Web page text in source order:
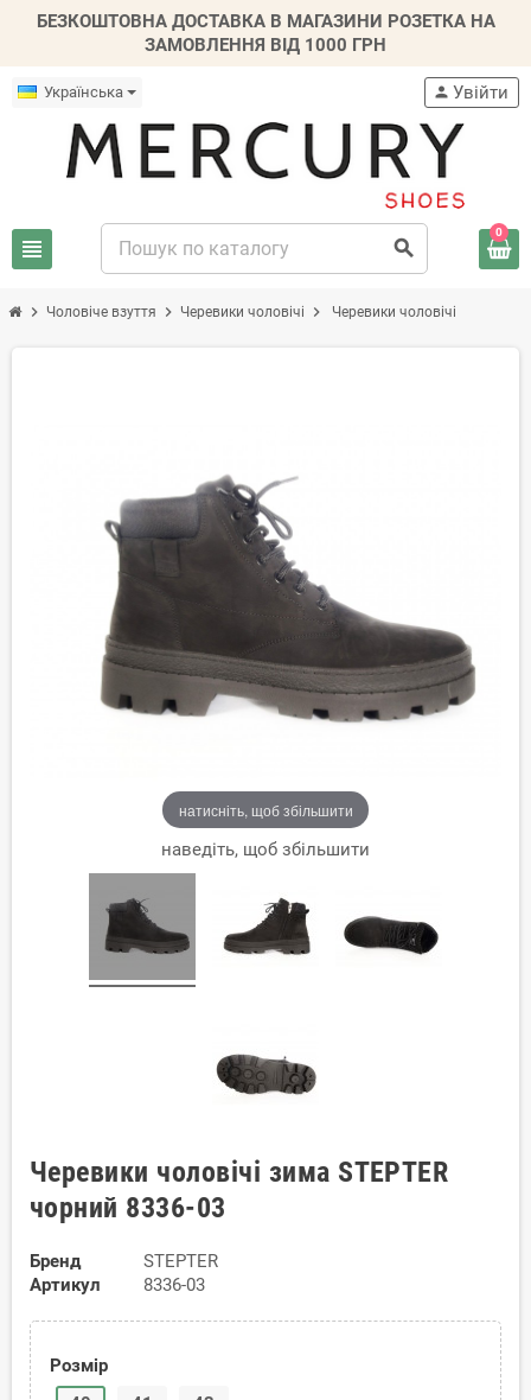
БЕЗКОШТОВНА ДОСТАВКА В МАГАЗИНИ РОЗЕТКА НА
ЗАМОВЛЕННЯ ВІД 1000 ГРН
Українська
view_headline search
person Увійти
0
chevron_right Чоловіче взуття chevron_right Черевики чоловічі chevron_right Черевики чоловічі
натисніть, щоб збільшити
наведіть, щоб збільшити
Черевики чоловічі зима STEPTER
чорний 8336-03
Бренд
STEPTER
Артикул
8336-03
Розмір